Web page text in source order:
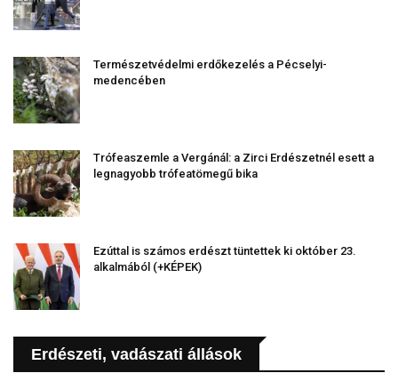
Természetvédelmi erdőkezelés a Pécselyi-
medencében
Trófeaszemle a Vergánál: a Zirci Erdészetnél esett a
legnagyobb trófeatömegű bika
Ezúttal is számos erdészt tüntettek ki október 23.
alkalmából (+KÉPEK)
Erdészeti, vadászati állások